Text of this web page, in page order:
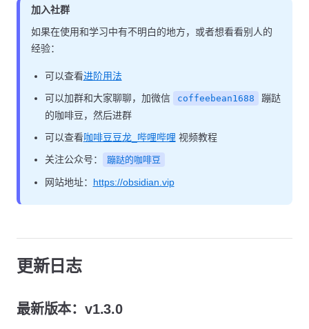
加入社群
如果在使用和学习中有不明白的地方，或者想看看别人的
经验：
可以查看进阶用法
可以加群和大家聊聊，加微信
coffeebean1688
蹦跶
的咖啡豆，然后进群
可以查看咖啡豆豆龙_哔哩哔哩 视频教程
关注公众号：
蹦跶的咖啡豆
网站地址： https://obsidian.vip
更新日志
最新版本：v1.3.0